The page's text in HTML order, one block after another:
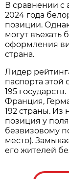
В сравнении с
2024 года
позиции.
могут въехать
оформления
страна.
Лидер
паспорта этой
195
Франция,
192 страны. Из
позиция у
безвизовому
место).
его жителей